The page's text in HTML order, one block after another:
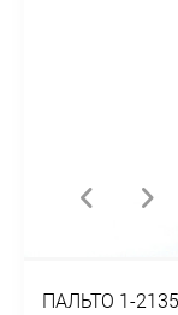
ПАЛЬТО 1-2135